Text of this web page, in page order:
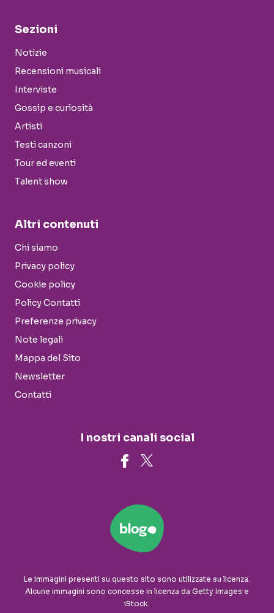
Sezioni
Notizie
Recensioni musicali
Interviste
Gossip e curiosità
Artisti
Testi canzoni
Tour ed eventi
Talent show
Altri contenuti
Chi siamo
Privacy policy
Cookie policy
Policy Contatti
Preferenze privacy
Note legali
Mappa del Sito
Newsletter
Contatti
I nostri canali social
Le immagini presenti su questo sito sono utilizzate su licenza.
Alcune immagini sono concesse in licenza da Getty Images e
iStock.